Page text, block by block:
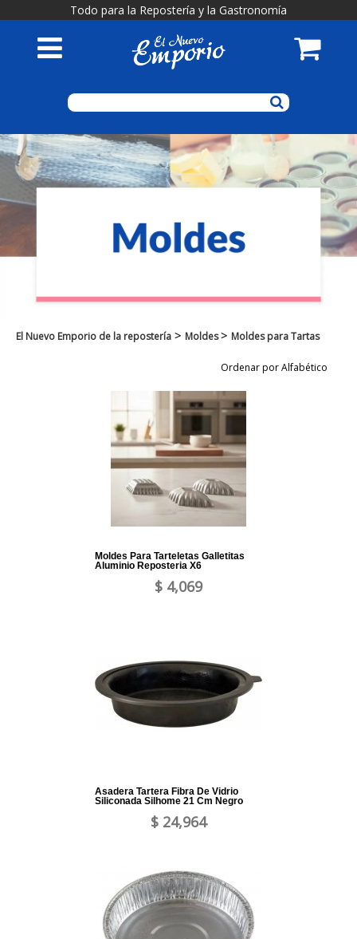
Todo para la Repostería y la Gastronomía
El Nuevo Emporio de la repostería > Moldes> Moldes para Tartas
Ordenar por Alfabético
Moldes Para Tarteletas Galletitas
Aluminio Reposteria X6
$ 4,069
Asadera Tartera Fibra De Vidrio
Siliconada Silhome 21 Cm Negro
$ 24,964